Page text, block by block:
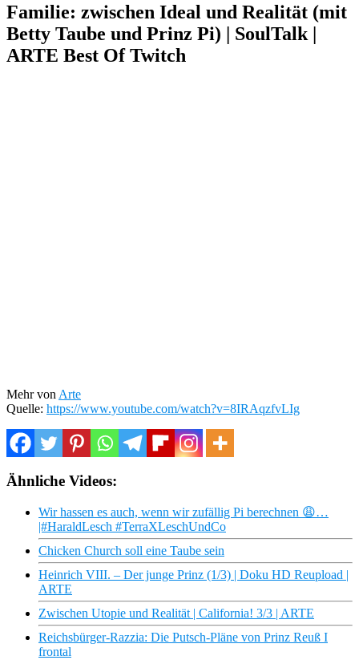
Familie: zwischen Ideal und Realität (mit
Betty Taube und Prinz Pi) | SoulTalk |
ARTE Best Of Twitch
Mehr von Arte
Quelle: https://www.youtube.com/watch?v=8IRAqzfvLIg
Ähnliche Videos:
Wir hassen es auch, wenn wir zufällig Pi berechnen 😩…
|#HaraldLesch #TerraXLeschUndCo
Chicken Church soll eine Taube sein
Heinrich VIII. – Der junge Prinz (1/3) | Doku HD Reupload |
ARTE
Zwischen Utopie und Realität | California! 3/3 | ARTE
Reichsbürger-Razzia: Die Putsch-Pläne von Prinz Reuß I
frontal